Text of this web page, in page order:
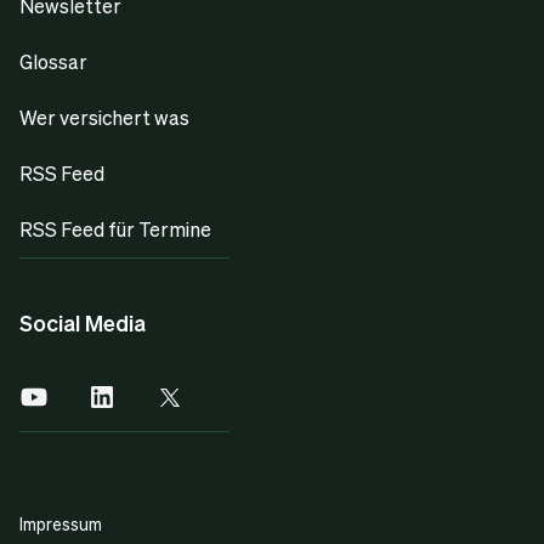
Newsletter
Glossar
Wer versichert was
RSS Feed
RSS Feed für Termine
Social Media
Impressum